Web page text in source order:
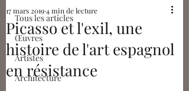
Tous les articles
Œuvres
Artistes
Architecture
Picasso et l'exil, une
histoire de l'art espagnol
en résistance
17 mars 20194 min de lecture